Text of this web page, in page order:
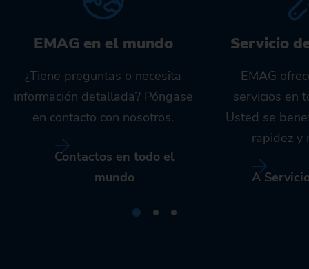
EMAG en el mundo
¿Tiene preguntas o necesita
información detallada? Póngase
en contacto con nosotros.
Contactos en todo el
mundo
Servicio
EMAG
servicios en
Usted se
rapidez y
A